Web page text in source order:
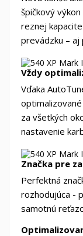
špičkový
reznej
prevádzku – aj
Vždy
Vďaka
za všetkých
nastavenie
Značka pre
Perfektná
rozhodujúca -
samotnú